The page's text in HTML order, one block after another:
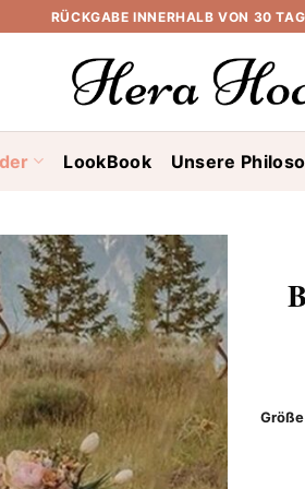
RÜCKGABE INNERHALB VON 30
LookBook Unsere
Größe